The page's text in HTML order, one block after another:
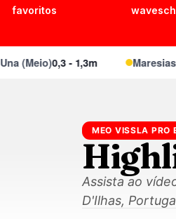
favoritos
(Meio)0,3 - 1,3m Maresias
MEO VISSLA PRO
Assista ao
D'Ilhas,